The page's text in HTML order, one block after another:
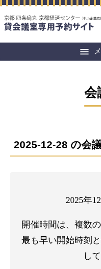
会
2025-12-28 の会
2025年
開催時間は、複数
最も早い開始時刻
し